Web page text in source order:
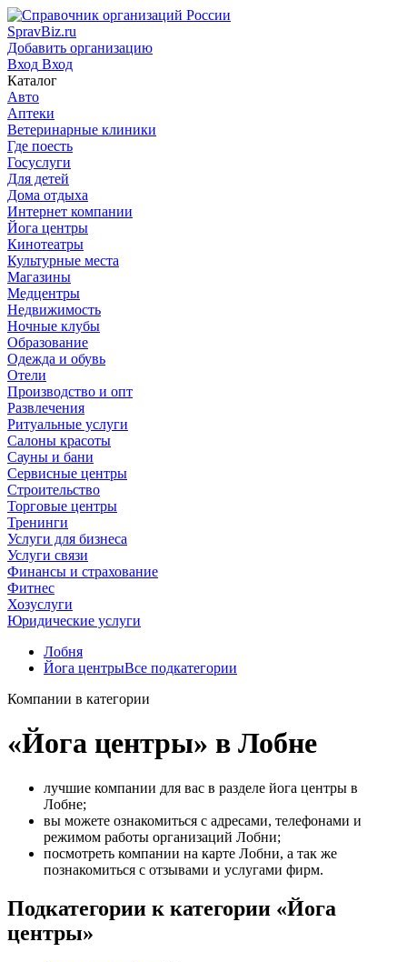
SpravBiz.ru
Добавить организацию
Вход Вход
Каталог
Авто
Аптеки
Ветеринарные клиники
Где поесть
Госуслуги
Для детей
Дома отдыха
Интернет компании
Йога центры
Кинотеатры
Культурные места
Магазины
Медцентры
Недвижимость
Ночные клубы
Образование
Одежда и обувь
Отели
Производство и опт
Развлечения
Ритуальные услуги
Салоны красоты
Сауны и бани
Сервисные центры
Строительство
Торговые центры
Тренинги
Услуги для бизнеса
Услуги связи
Финансы и страхование
Фитнес
Хозуслуги
Юридические услуги
Лобня
Йога центрыВсе подкатегории
Компании в категории
«Йога центры» в Лобне
лучшие компании для вас в разделе йога центры в
Лобне;
вы можете ознакомиться с адресами, телефонами и
режимом работы организаций Лобни;
посмотреть компании на карте Лобни, а так же
познакомиться с отзывами и услугами фирм.
Подкатегории к категории «Йога
центры»